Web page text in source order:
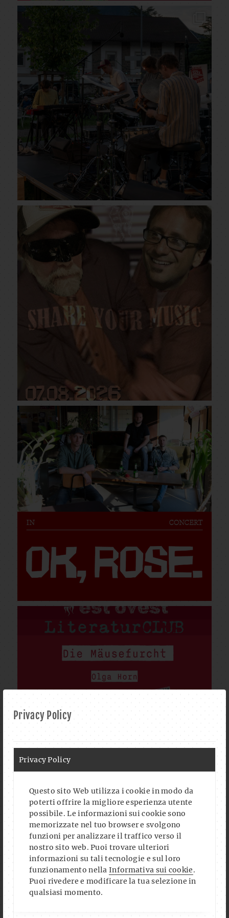
Privacy Policy
Privacy Policy
Questo sito Web utilizza i cookie in modo da
poterti offrire la migliore esperienza utente
possibile. Le informazioni sui cookie sono
memorizzate nel tuo browser e svolgono
funzioni per analizzare il traffico verso il
nostro sito web. Puoi trovare ulteriori
informazioni su tali tecnologie e sul loro
funzionamento nellaInformativa sui cookie.
Puoi rivedere e modificare la tua selezione in
qualsiasi momento.
Mehr laden Auf Instagram folgen
FOLLOW US ON FACEBOOK